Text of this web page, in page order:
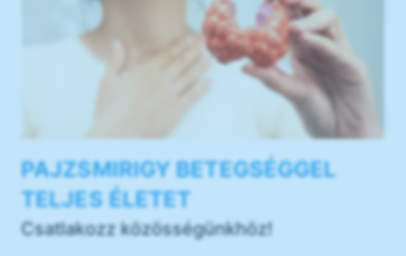
PAJZSMIRIGY BETEGSÉGGEL
TELJES ÉLETET
Csatlakozz közösségünkhöz!